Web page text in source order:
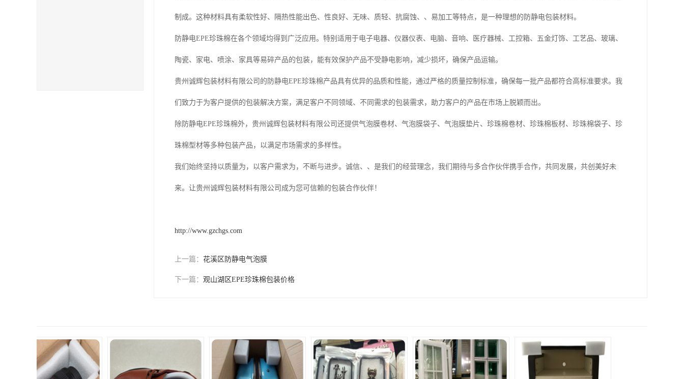
制成。这种材料具有柔软性好、隔热性能出色、性良好、无味、质轻、抗腐蚀、、易加工等特点，是一种理想的防静电包装材料。
防静电EPE珍珠棉在各个领域均得到广泛应用。特别适用于电子电器、仪器仪表、电脑、音响、医疗器械、工控箱、五金灯饰、工艺品、玻璃、
陶瓷、家电、喷涂、家具等易碎产品的包装，能有效保护产品不受静电影响，减少损坏，确保产品运输。
贵州诚辉包装材料有限公司的防静电EPE珍珠棉产品具有优异的品质和性能，通过严格的质量控制标准，确保每一批产品都符合高标准要求。我
们致力于为客户提供的包装解决方案，满足客户不同领域、不同需求的包装需求，助力客户的产品在市场上脱颖而出。
除防静电EPE珍珠棉外，贵州诚辉包装材料有限公司还提供气泡膜卷材、气泡膜袋子、气泡膜垫片、珍珠棉卷材、珍珠棉板材、珍珠棉袋子、珍
珠棉型材等多种包装产品，以满足市场需求的多样性。
我们始终坚持以质量为，以客户需求为，不断与进步。诚信、、是我们的经营理念，我们期待与多合作伙伴携手合作，共同发展，共创美好未
来。让贵州诚辉包装材料有限公司成为您可信赖的包装合作伙伴！
http://www.gzchgs.com
上一篇： 花溪区防静电气泡膜
下一篇： 观山湖区EPE珍珠棉包装价格